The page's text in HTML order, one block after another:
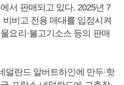
서 판매되고 있다. 2025년 7
비비고 전용 매대를 입점시켜
요리·불고기소스 등의 판매
덜란드 알버트하인에 만두·핫